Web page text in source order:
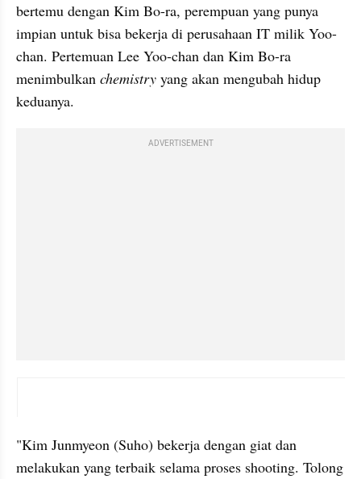
bertemu dengan Kim Bo-ra, perempuan yang punya
impian untuk bisa bekerja di perusahaan IT milik Yoo-
chan. Pertemuan Lee Yoo-chan dan Kim Bo-ra
menimbulkan chemistry yang akan mengubah hidup
keduanya.
ADVERTISEMENT
"Kim Junmyeon (Suho) bekerja dengan giat dan
melakukan yang terbaik selama proses shooting. Tolong